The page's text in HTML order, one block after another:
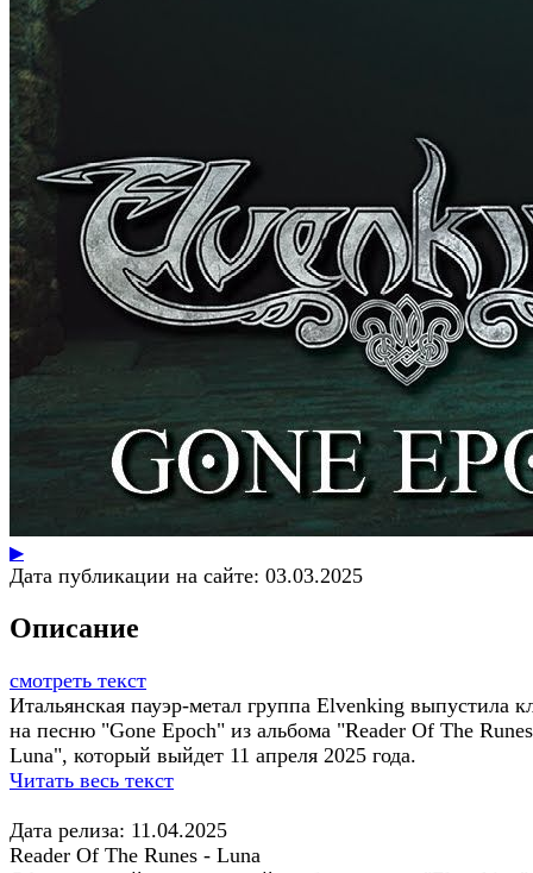
▶
Дата публикации на сайте: 03.03.2025
Описание
смотреть текст
Итальянская пауэр-метал группа Elvenking выпустила
на песню "Gone Epoch" из альбома "Reader Of The
Luna", который выйдет 11 апреля 2025 года.
Читать весь текст
Дата релиза: 11.04.2025
Reader Of The Runes - Luna